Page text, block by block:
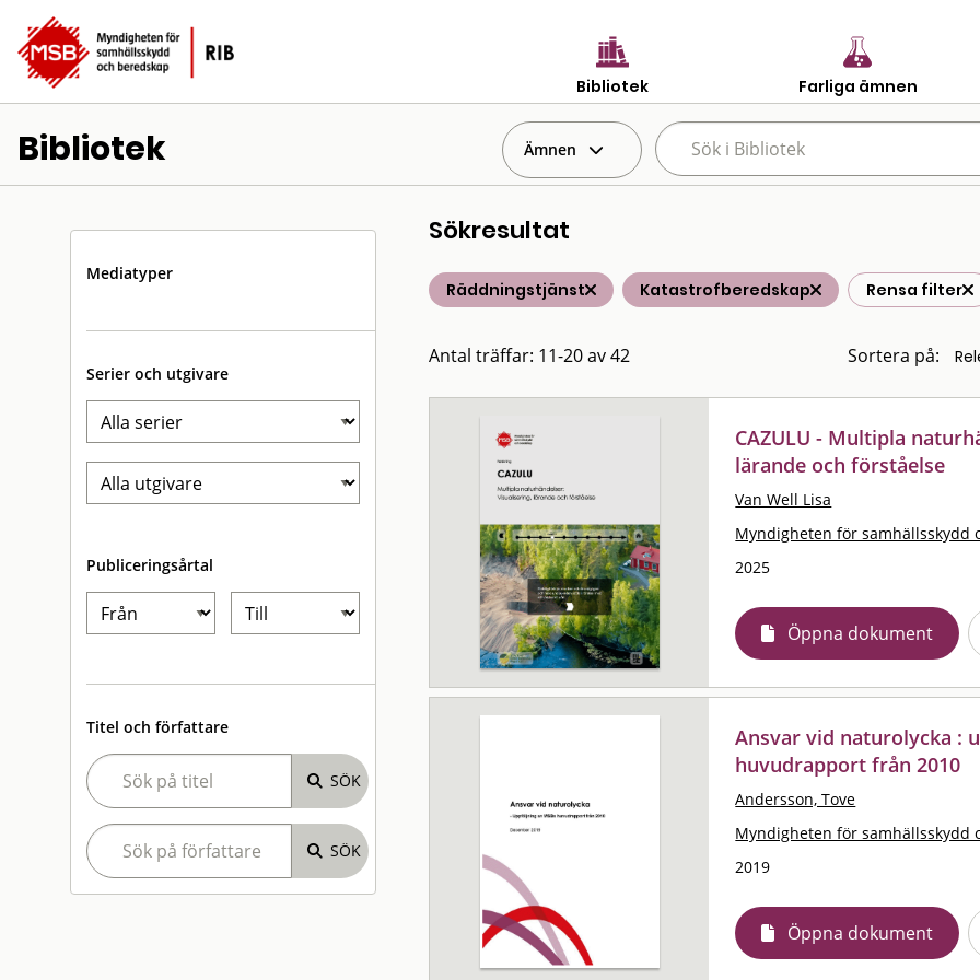
Bibliotek Farliga ämnen
Bibliotek Ämnen
Mediatyper
Serier och utgivare
Publiceringsårtal
Titel och författare
Sökresultat
Räddningstjänst Katastrofberedskap Rensa filter
Antal träffar: 11-20 av 42 Sortera på:
CAZULU - Multipla
lärande och förståelse
Van Well Lisa
Myndigheten för samhällsskydd
2025
Öppna dokument
Ansvar vid naturolycka :
huvudrapport från 2010
Andersson, Tove
Myndigheten för samhällsskydd
2019
Öppna dokument